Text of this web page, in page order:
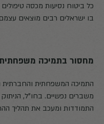
כל ביטוח נסיעות מכסה
בו ישראלים רבים מוצאים
מחסור בתמיכה
התמיכה המשפחתית והחברתית
משברים נפשיים. בחו"ל,
התמודדות ומעכב את תהליך